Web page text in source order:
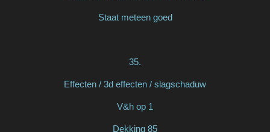
Staat meteen goed
35.
Effecten / 3d effecten / slagschaduw
V&h op 1
Dekking 85